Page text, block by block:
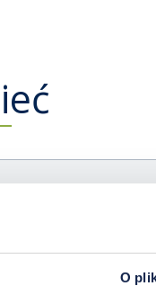
O
przedstawia poziom